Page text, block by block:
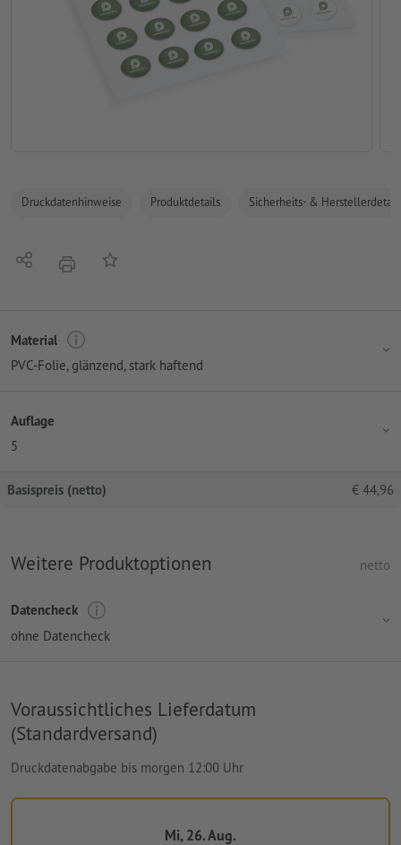
Druckdatenhinweise Produktdetails Sicherheits- &
Teilen DruckenAuf die Merkliste
Material
PVC-Folie, glänzend, stark haftend
Auflage
5
Basispreis (netto) € 44,96
Weitere Produktoptionen netto
Datencheck
ohne Datencheck
Voraussichtliches Lieferdatum
(Standardversand)
Druckdatenabgabe bis morgen 12:00 Uhr
Mi, 26. Aug.